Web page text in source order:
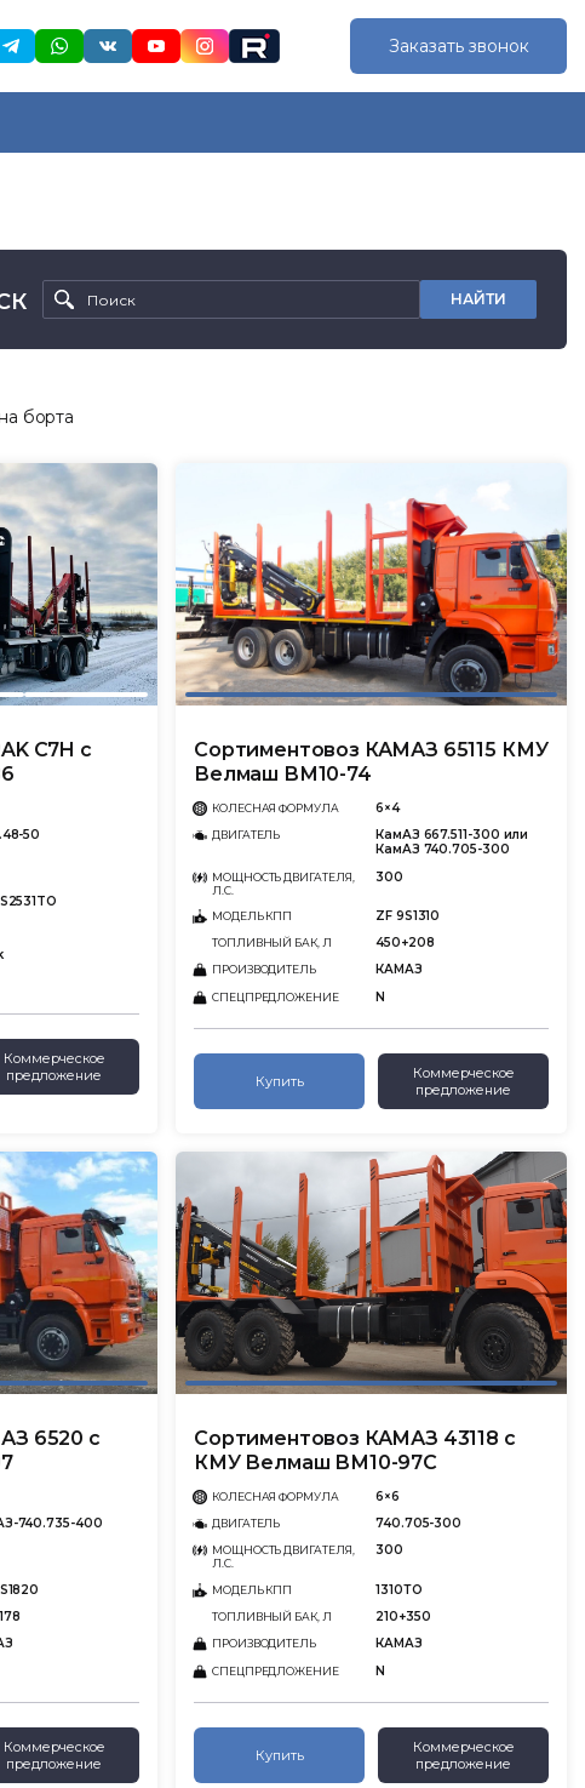
Заказать звонок
НАЙТИ
борта
C7H с
50
Коммерческое
предложение
Сортиментовоз КАМАЗ 65115 КМУ
Велмаш ВМ10-74
КОЛЕСНАЯ ФОРМУЛА 6×4
ДВИГАТЕЛЬ
КамАЗ 667.511-300 или
КамАЗ 740.705-300
МОЩНОСТЬ ДВИГАТЕЛЯ,
Л.С.
300
МОДЕЛЬ КПП ZF 9S1310
ТОПЛИВНЫЙ БАК, Л 450+208
ПРОИЗВОДИТЕЛЬ КАМАЗ
СПЕЦПРЕДЛОЖЕНИЕ N
Купить
Коммерческое
предложение
6520 с
740.735-400
Коммерческое
предложение
Сортиментовоз КАМАЗ 43118 с
КМУ Велмаш ВМ10-97С
КОЛЕСНАЯ ФОРМУЛА 6×6
ДВИГАТЕЛЬ 740.705-300
МОЩНОСТЬ ДВИГАТЕЛЯ,
Л.С.
300
МОДЕЛЬ КПП 1310ТО
ТОПЛИВНЫЙ БАК, Л 210+350
ПРОИЗВОДИТЕЛЬ КАМАЗ
СПЕЦПРЕДЛОЖЕНИЕ N
Купить
Коммерческое
предложение